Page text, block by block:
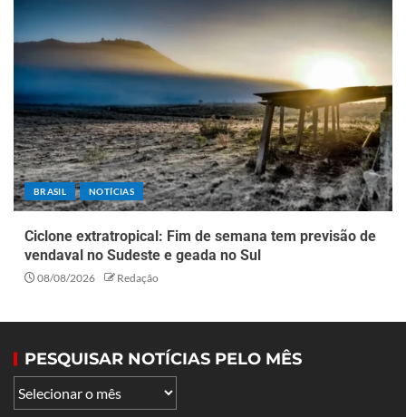
BRASIL NOTÍCIAS
Ciclone extratropical: Fim de semana tem previsão de
vendaval no Sudeste e geada no Sul
08/08/2026 Redação
PESQUISAR NOTÍCIAS PELO MÊS